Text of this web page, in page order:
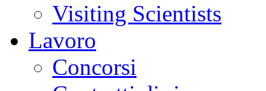
Visiting Scientists
Lavoro
Concorsi